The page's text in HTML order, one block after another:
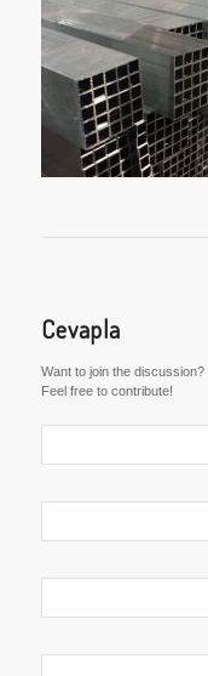
Cevapla
Want to join the discussion?
Feel free to contribute!